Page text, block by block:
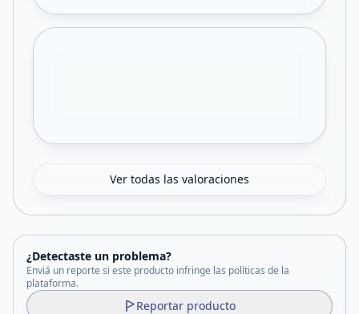
Ver todas las valoraciones
¿Detectaste un problema?
Enviá un reporte si este producto infringe las políticas de la
plataforma.
Reportar producto